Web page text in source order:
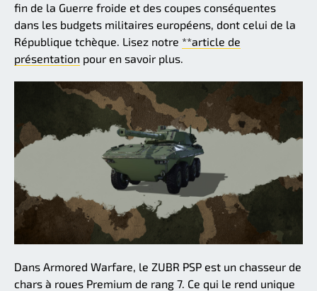
fin de la Guerre froide et des coupes conséquentes
dans les budgets militaires européens, dont celui de la
République tchèque. Lisez notre **article de
présentation pour en savoir plus.
Dans Armored Warfare, le ZUBR PSP est un chasseur de
chars à roues Premium de rang 7. Ce qui le rend unique